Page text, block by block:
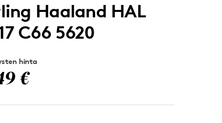
Haaland HAL
C66 5620
hinta
€